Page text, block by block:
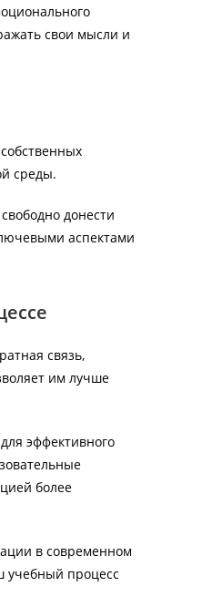
свои мысли и
среды.
донести
аспектами
связь,
им лучше
эффективного
более
в современном
учебный процесс